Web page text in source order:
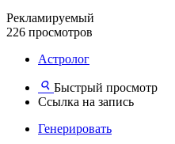
Рекламируемый
226 просмотров
Астролог
Быстрый просмотр
Ссылка на запись
Генерировать